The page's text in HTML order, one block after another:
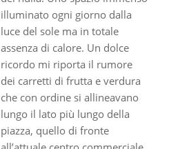
illuminato ogni giorno dalla
luce del sole ma in totale
assenza di calore. Un dolce
ricordo mi riporta il rumore
dei carretti di frutta e verdura
che con ordine si allineavano
lungo il lato più lungo della
piazza, quello di fronte